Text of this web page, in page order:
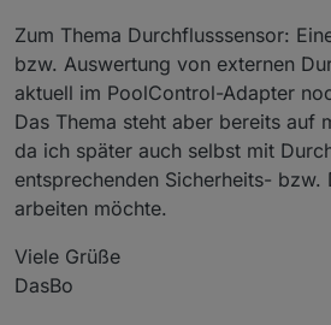
Zum Thema Durchflusssensor:
bzw. Auswertung von externen
aktuell im PoolControl-Adapter
Das Thema steht aber bereits auf
da ich später auch selbst mit
entsprechenden Sicherheits- bzw.
arbeiten möchte.
Viele Grüße
DasBo